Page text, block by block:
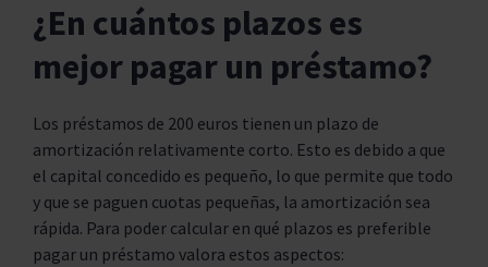
¿En cuántos plazos es
mejor pagar un préstamo?
Los préstamos de 200 euros tienen un plazo de
amortización relativamente corto. Esto es debido a que
el capital concedido es pequeño, lo que permite que todo
y que se paguen cuotas pequeñas, la amortización sea
rápida. Para poder calcular en qué plazos es preferible
pagar un préstamo valora estos aspectos: